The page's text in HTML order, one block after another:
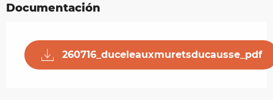
Documentación
260716_duceleauxmuretsducausse_pdf